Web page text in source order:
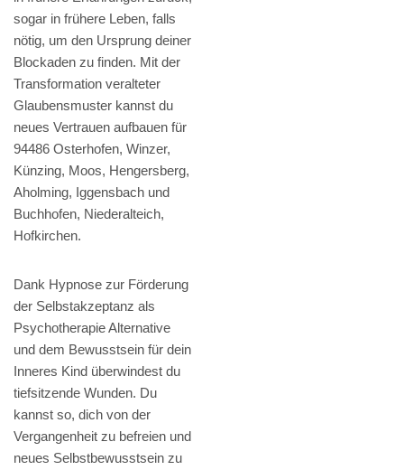
sogar in frühere Leben, falls
nötig, um den Ursprung deiner
Blockaden zu finden. Mit der
Transformation veralteter
Glaubensmuster kannst du
neues Vertrauen aufbauen für
94486 Osterhofen, Winzer,
Künzing, Moos, Hengersberg,
Aholming, Iggensbach und
Buchhofen, Niederalteich,
Hofkirchen.
Dank Hypnose zur Förderung
der Selbstakzeptanz als
Psychotherapie Alternative
und dem Bewusstsein für dein
Inneres Kind überwindest du
tiefsitzende Wunden. Du
kannst so, dich von der
Vergangenheit zu befreien und
neues Selbstbewusstsein zu